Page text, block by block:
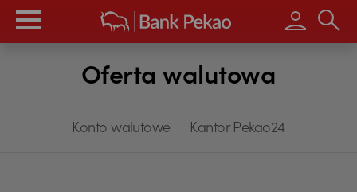
Wpisz
Oferta walutowa
Konto walutowe Kantor Pekao24